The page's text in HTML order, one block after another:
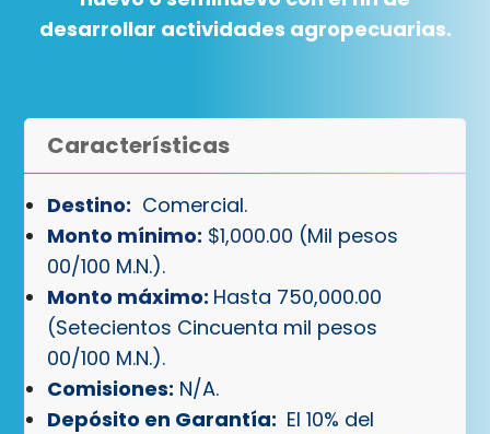
desarrollar actividades agropecuarias.
Características
Destino: Comercial.
Monto mínimo: $1,000.00 (Mil pesos
00/100 M.N.).
Monto máximo: Hasta 750,000.00
(Setecientos Cincuenta mil pesos
00/100 M.N.).
Comisiones: N/A.
Depósito en Garantía: El 10% del